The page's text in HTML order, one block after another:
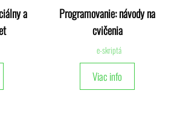
a
Programovanie: návody na
cvičenia
e-skriptá
Viac info